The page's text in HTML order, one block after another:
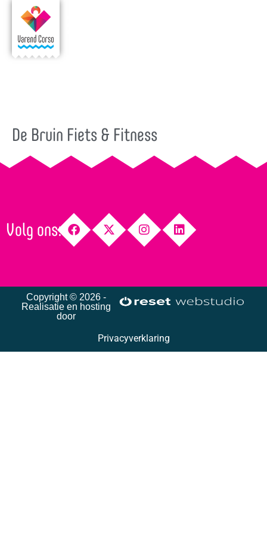
De Bruin Fiets & Fitness
Volg ons:
Copyright © 2026 -
Realisatie en hosting
door
Privacyverklaring